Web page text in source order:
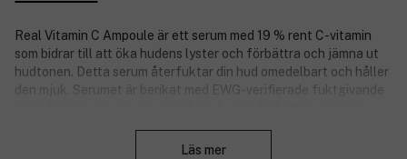
Real Vitamin C Ampoule är ett serum med 19 % rent C-vitamin
som bidrar till att öka hudens lyster och förbättra och jämna ut
hudtonen. Detta serum återfuktar din hud omedelbart och håller
den mjuk. Serumet är berikat med EWG-verifierade fuktgivande
och slätare hy med mer lyster.Läs mer